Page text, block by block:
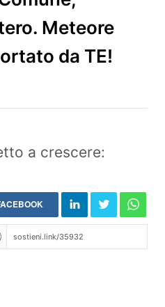
Meteore
da TE!
a crescere: